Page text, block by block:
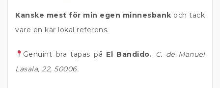
Kanske mest för min egen minnesbank och tack
vare en kär lokal referens.
Genuint bra tapas på El Bandido. C. de Manuel
Lasala, 22, 50006.